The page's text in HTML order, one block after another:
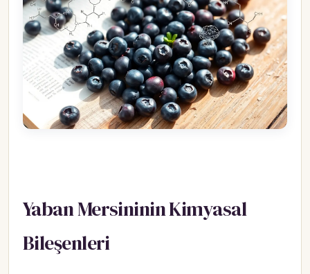
Yaban Mersininin Kimyasal
Bileşenleri